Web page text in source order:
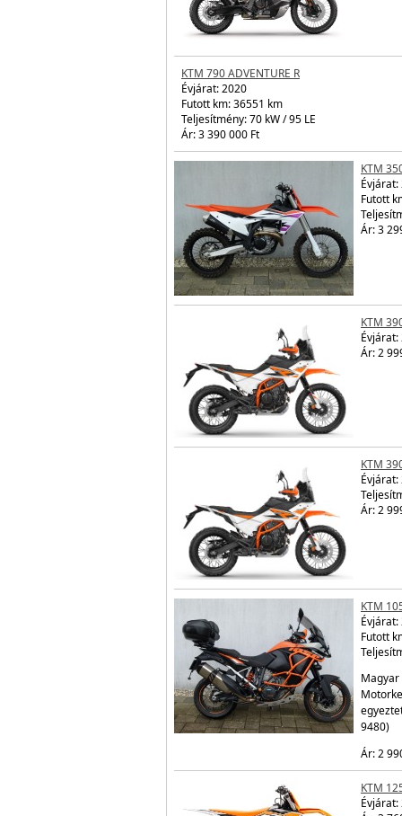
KTM 790 ADVENTURE R
Évjárat:2020
Futott km: 36551 km
Teljesítmény: 70 kW / 95 LE
Ár: 3 390 000 Ft
KTM
Évjárat:
Futott
Ár: 3
KTM
Évjárat:
Ár: 2
KTM
Évjárat:
Ár: 2
KTM
Évjárat:
Futott
9480)
Ár: 2
KTM
Évjárat: